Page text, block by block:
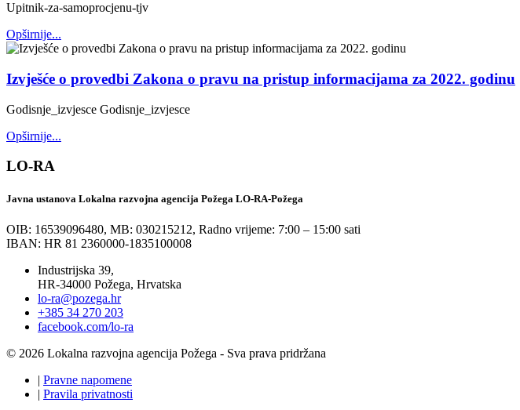
Upitnik-za-samoprocjenu-tjv
Opširnije...
Izvješće o provedbi Zakona o pravu na pristup informacijama za 2022. godinu
Godisnje_izvjesce Godisnje_izvjesce
Opširnije...
LO-RA
Javna ustanova Lokalna razvojna agencija Požega LO-RA-Požega
OIB: 16539096480, MB: 030215212, Radno vrijeme: 7:00 – 15:00 sati
IBAN: HR 81 2360000-1835100008
Industrijska 39,
HR-34000 Požega, Hrvatska
lo-ra@pozega.hr
+385 34 270 203
facebook.com/lo-ra
© 2026 Lokalna razvojna agencija Požega - Sva prava pridržana
| Pravne napomene
| Pravila privatnosti